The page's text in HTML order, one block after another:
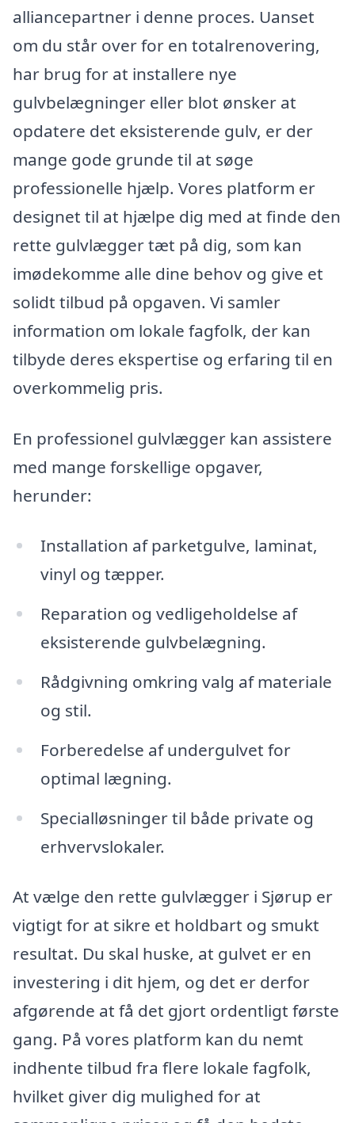
alliancepartner i denne proces. Uanset
om du står over for en totalrenovering,
har brug for at installere nye
gulvbelægninger eller blot ønsker at
opdatere det eksisterende gulv, er der
mange gode grunde til at søge
professionelle hjælp. Vores platform er
designet til at hjælpe dig med at finde den
rette gulvlægger tæt på dig, som kan
imødekomme alle dine behov og give et
solidt tilbud på opgaven. Vi samler
information om lokale fagfolk, der kan
tilbyde deres ekspertise og erfaring til en
overkommelig pris.
En professionel gulvlægger kan assistere
med mange forskellige opgaver,
herunder:
Installation af parketgulve, laminat,
vinyl og tæpper.
Reparation og vedligeholdelse af
eksisterende gulvbelægning.
Rådgivning omkring valg af materiale
og stil.
Forberedelse af undergulvet for
optimal lægning.
Specialløsninger til både private og
erhvervslokaler.
At vælge den rette gulvlægger i Sjørup er
vigtigt for at sikre et holdbart og smukt
resultat. Du skal huske, at gulvet er en
investering i dit hjem, og det er derfor
afgørende at få det gjort ordentligt første
gang. På vores platform kan du nemt
indhente tilbud fra flere lokale fagfolk,
hvilket giver dig mulighed for at